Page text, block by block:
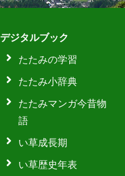
デジタルブック
たたみの学習
たたみ小辞典
たたみマンガ今昔物
語
い草成長期
い草歴史年表